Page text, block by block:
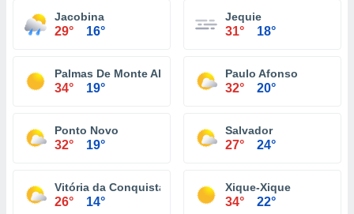
Jacobina
29° 16°
Jequie
31° 18°
Palmas De Monte Alto
34° 19°
Paulo Afonso
32° 20°
Ponto Novo
32° 19°
Salvador
27° 24°
Vitória da Conquista
26° 14°
Xique-Xique
34° 22°